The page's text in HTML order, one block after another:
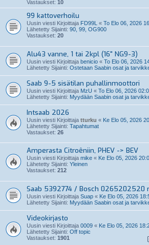
Vastaukset: 10
99 kattoverhoilu
Uusin viesti Kirjoittaja FD99L « To Elo 06, 2026
Lähetetty Sijainti: 90, 99, OG900
Vastaukset: 20
Alu43 vanne, 1 tai 2kpl (16" NG9-3)
Uusin viesti Kirjoittaja benicio « To Elo 06, 2026
Lähetetty Sijainti: Ostetaan Saabin osat ja
Saab 9-5 sisätilan puhallinmoottori
Uusin viesti Kirjoittaja MzU « To Elo 06, 2026
Lähetetty Sijainti: Myydään Saabin osat ja
Intsaab 2026
Uusin viesti Kirjoittaja tturku « Ke Elo 05, 2026
Lähetetty Sijainti: Tapahtumat
Vastaukset: 26
Amperasta Citroêniin, PHEV -> BEV
Uusin viesti Kirjoittaja mike « Ke Elo 05, 2026
Lähetetty Sijainti: Yleinen
Vastaukset: 212
Saab 5392774 / Bosch 0265202520
Uusin viesti Kirjoittaja Suap « Ke Elo 05, 2026
Lähetetty Sijainti: Myydään Saabin osat ja
Videokirjasto
Uusin viesti Kirjoittaja 0009 « Ke Elo 05, 2026
Lähetetty Sijainti: Off topic
Vastaukset: 1901